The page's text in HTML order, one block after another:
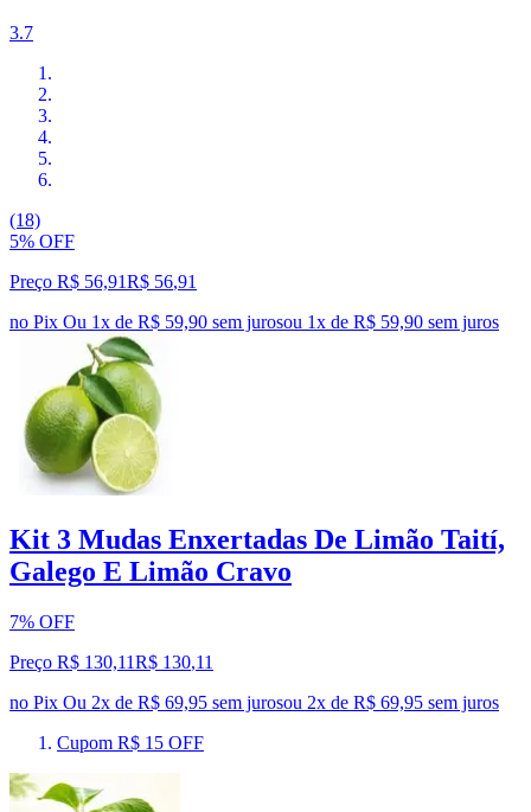
3.7
(18)
5% OFF
Preço R$ 56,91R$ 56,91
no Pix Ou 1x de R$ 59,90 sem jurosou 1x de R$ 59,90 sem juros
Kit 3 Mudas Enxertadas De Limão Taití,
Galego E Limão Cravo
7% OFF
Preço R$ 130,11R$ 130,11
no Pix Ou 2x de R$ 69,95 sem jurosou 2x de R$ 69,95 sem juros
Cupom R$ 15 OFF